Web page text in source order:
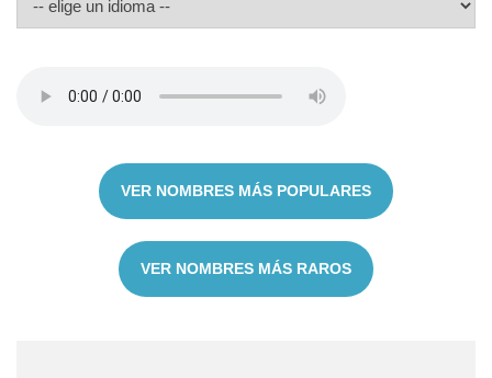
VER NOMBRES MÁS POPULARES
VER NOMBRES MÁS RAROS